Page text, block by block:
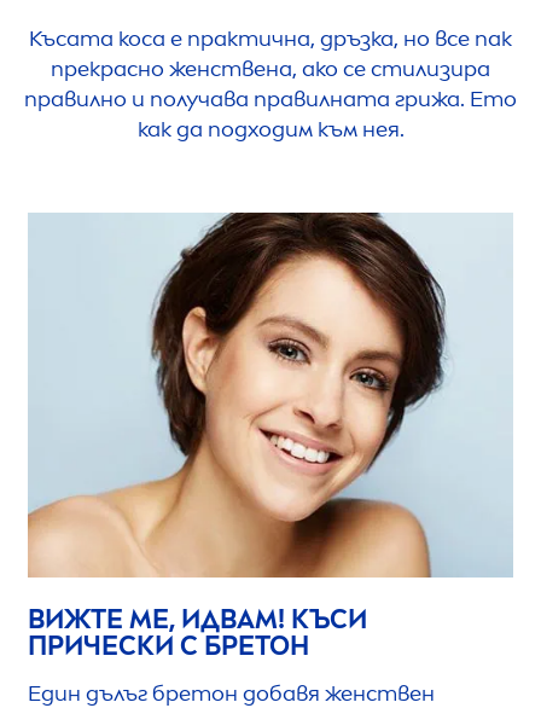
Късата коса е практична, дръзка, но все пак
прекрасно женствена, ако се стилизира
правилно и получава правилната грижа. Ето
как да подходим към нея.
ВИЖТЕ МЕ, ИДВАМ! КЪСИ
ПРИЧЕСКИ С БРЕТОН
Един дълъг бретон добавя женствен